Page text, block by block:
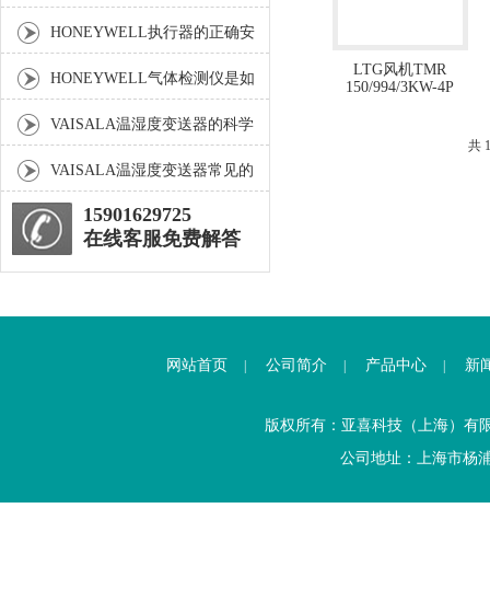
检测仪的各组成部件功能特点
HONEYWELL执行器的正确安
装步骤分享
HONEYWELL气体检测仪是如
何进行校准的
VAISALA温湿度变送器的科学
安装步骤介绍
VAISALA温湿度变送器常见的
故障相应解决方法分享
15901629725
在线客服免费解答
LTG风机TMR
150/994/3KW-4P
共
网站首页 公司简介 产品中心 新
版权所有：亚喜科技（上海）
公司地址：上海市杨